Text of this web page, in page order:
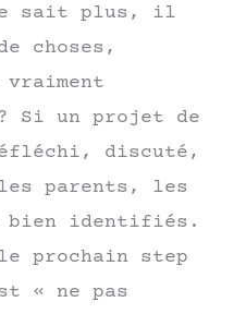
sait plus, il
choses,
Si un projet de
discuté,
parents, les
bien identifiés.
prochain step
« ne pas